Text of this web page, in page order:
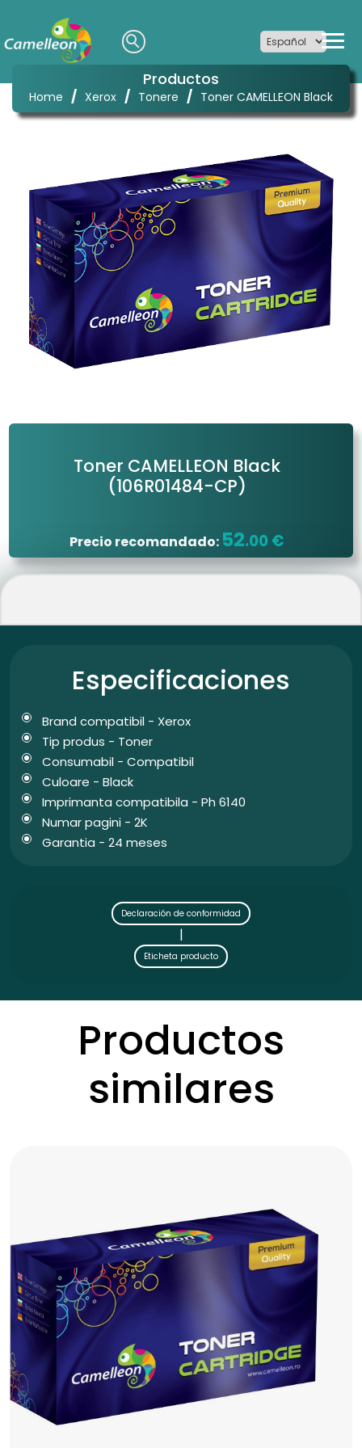
Productos
Home / Xerox / Tonere / Toner CAMELLEON Black
Toner CAMELLEON Black
(106R01484-CP)
Precio recomandado: 52.00 €
Especificaciones
Brand compatibil - Xerox
Tip produs - Toner
Consumabil - Compatibil
Culoare - Black
Imprimanta compatibila - Ph 6140
Numar pagini - 2K
Garantia - 24 meses
Declaración de conformidad
|
Eticheta producto
Productos
similares